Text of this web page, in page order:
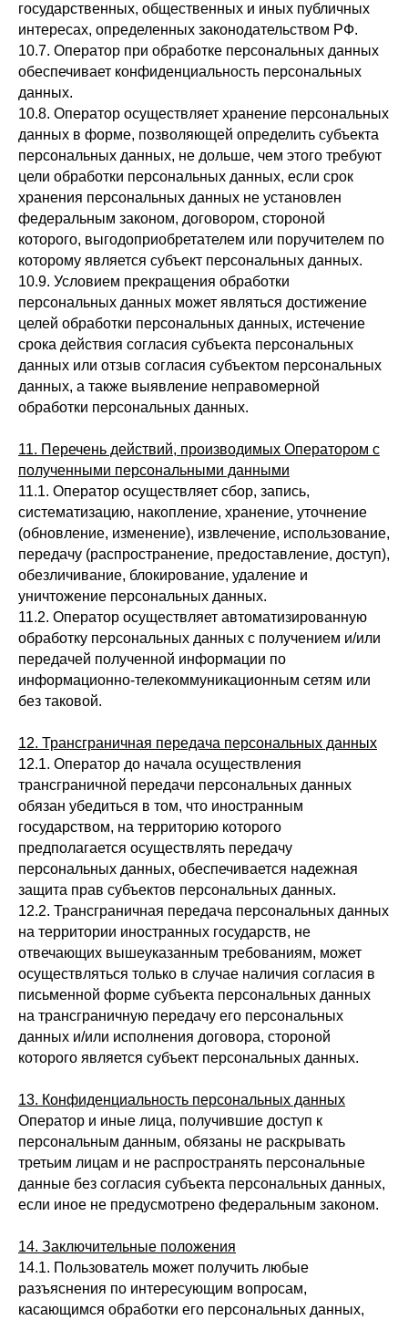
государственных, общественных и иных публичных
интересах, определенных законодательством РФ.
10.7. Оператор при обработке персональных данных
обеспечивает конфиденциальность персональных
данных.
10.8. Оператор осуществляет хранение персональных
данных в форме, позволяющей определить субъекта
персональных данных, не дольше, чем этого требуют
цели обработки персональных данных, если срок
хранения персональных данных не установлен
федеральным законом, договором, стороной
которого, выгодоприобретателем или поручителем по
которому является субъект персональных данных.
10.9. Условием прекращения обработки
персональных данных может являться достижение
целей обработки персональных данных, истечение
срока действия согласия субъекта персональных
данных или отзыв согласия субъектом персональных
данных, а также выявление неправомерной
обработки персональных данных.
11. Перечень действий, производимых Оператором с
полученными персональными данными
11.1. Оператор осуществляет сбор, запись,
систематизацию, накопление, хранение, уточнение
(обновление, изменение), извлечение, использование,
передачу (распространение, предоставление, доступ),
обезличивание, блокирование, удаление и
уничтожение персональных данных.
11.2. Оператор осуществляет автоматизированную
обработку персональных данных с получением и/или
передачей полученной информации по
информационно-телекоммуникационным сетям или
без таковой.
12. Трансграничная передача персональных данных
12.1. Оператор до начала осуществления
трансграничной передачи персональных данных
обязан убедиться в том, что иностранным
государством, на территорию которого
предполагается осуществлять передачу
персональных данных, обеспечивается надежная
защита прав субъектов персональных данных.
12.2. Трансграничная передача персональных данных
на территории иностранных государств, не
отвечающих вышеуказанным требованиям, может
осуществляться только в случае наличия согласия в
письменной форме субъекта персональных данных
на трансграничную передачу его персональных
данных и/или исполнения договора, стороной
которого является субъект персональных данных.
13. Конфиденциальность персональных данных
Оператор и иные лица, получившие доступ к
персональным данным, обязаны не раскрывать
третьим лицам и не распространять персональные
данные без согласия субъекта персональных данных,
если иное не предусмотрено федеральным законом.
14. Заключительные положения
14.1. Пользователь может получить любые
разъяснения по интересующим вопросам,
касающимся обработки его персональных данных,